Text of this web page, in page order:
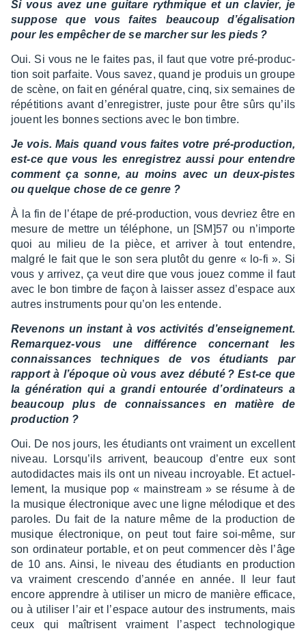
Si vous avez une guitare ryth­mique et un clavier, je
suppose que vous faites beau­coup d’éga­li­sa­tion
pour les empê­cher de se marcher sur les pieds ?
Oui. Si vous ne le faites pas, il faut que votre pré-produc­
tion soit parfaite. Vous savez, quand je produis un groupe
de scène, on fait en géné­ral quatre, cinq, six semaines de
répé­ti­tions avant d’en­re­gis­trer, juste pour être sûrs qu’ils
jouent les bonnes sections avec le bon timbre.
Je vois. Mais quand vous faites votre pré-produc­tion,
est-ce que vous les enre­gis­trez aussi pour entendre
comment ça sonne, au moins avec un deux-pistes
ou quelque chose de ce genre ?
À la fin de l’étape de pré-produc­tion, vous devriez être en
mesure de mettre un télé­phone, un [SM]57 ou n’im­porte
quoi au milieu de la pièce, et arri­ver à tout entendre,
malgré le fait que le son sera plutôt du genre « lo-fi ». Si
vous y arri­vez, ça veut dire que vous jouez comme il faut
avec le bon timbre de façon à lais­ser assez d’es­pace aux
autres instru­ments pour qu’on les entende.
Reve­nons un instant à vos acti­vi­tés d’en­sei­gne­ment.
Remarquez-vous une diffé­rence concer­nant les
connais­sances tech­niques de vos étudiants par
rapport à l’époque où vous avez débuté ? Est-ce que
la géné­ra­tion qui a grandi entou­rée d’or­di­na­teurs a
beau­coup plus de connais­sances en matière de
produc­tion ?
Oui. De nos jours, les étudiants ont vrai­ment un excellent
niveau. Lorsqu’ils arrivent, beau­coup d’entre eux sont
auto­di­dactes mais ils ont un niveau incroyable. Et actuel­
le­ment, la musique pop « mains­tream » se résume à de
la musique élec­tro­nique avec une ligne mélo­dique et des
paroles. Du fait de la nature même de la produc­tion de
musique élec­tro­nique, on peut tout faire soi-même, sur
son ordi­na­teur portable, et on peut commen­cer dès l’âge
de 10 ans. Ainsi, le niveau des étudiants en produc­tion
va vrai­ment cres­cendo d’an­née en année. Il leur faut
encore apprendre à utili­ser un micro de manière effi­cace,
ou à utili­ser l’air et l’es­pace autour des instru­ments, mais
ceux qui maîtrisent vrai­ment l’as­pect tech­no­lo­gique